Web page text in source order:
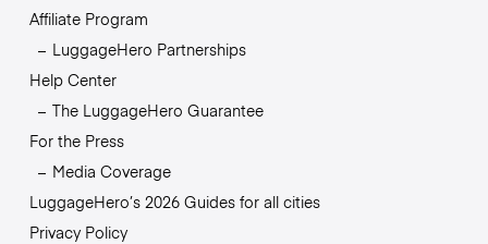
Affiliate Program
LuggageHero Partnerships
Help Center
The LuggageHero Guarantee
For the Press
Media Coverage
LuggageHero’s 2026 Guides for all cities
Privacy Policy